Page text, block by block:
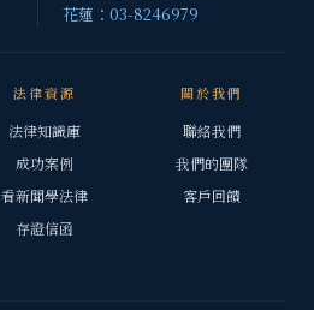
花蓮：03-8246979
法律資源
法律知識庫
成功案例
看新聞學法律
存證信函
關於我們
聯絡我們
我們的團隊
客戶回饋